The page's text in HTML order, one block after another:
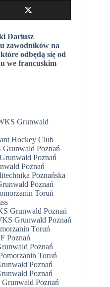
Dariusz
zawodników na
odbędą się od
we francuskim
Grunwald
Hockey Club
Poznań
Poznań
Poznań
Poznańska
Poznań
Toruń
Grunwald Poznań
Grunwald Poznań
Toruń
Poznań
Poznań
Toruń
Poznań
Poznań
Poznań